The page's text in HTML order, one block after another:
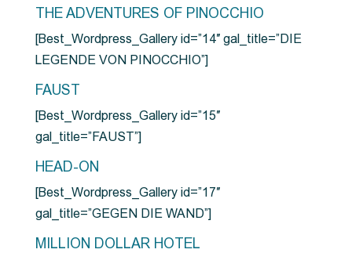
THE ADVENTURES OF PINOCCHIO
[Best_Wordpress_Gallery id=”14″ gal_title=”DIE
LEGENDE VON PINOCCHIO”]
FAUST
[Best_Wordpress_Gallery id=”15″
gal_title=”FAUST”]
HEAD-ON
[Best_Wordpress_Gallery id=”17″
gal_title=”GEGEN DIE WAND”]
MILLION DOLLAR HOTEL